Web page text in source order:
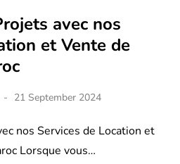
avec nos
et Vente de
21 September 2024
nos Services de Location et
Lorsque vous…